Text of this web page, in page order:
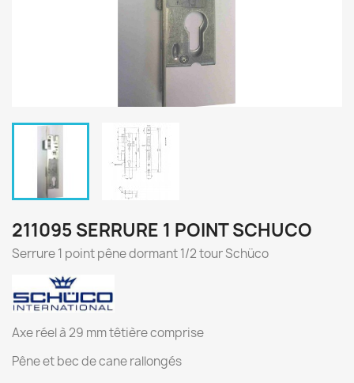
211095 SERRURE 1 POINT SCHUCO
Serrure 1 point pêne dormant 1/2 tour Schüco
Axe réel à 29 mm têtière comprise
Pêne et bec de cane rallongés